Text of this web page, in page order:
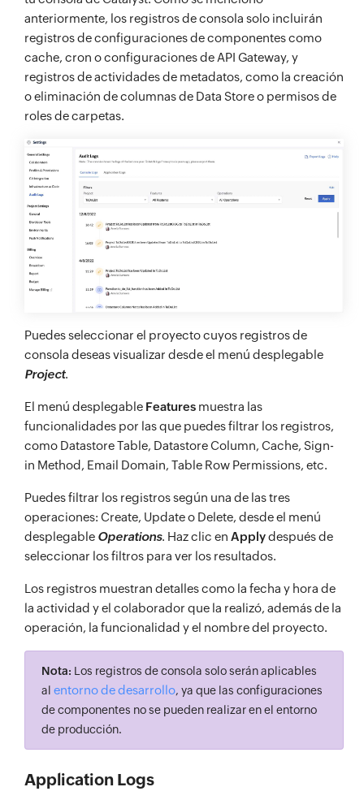
anteriormente, los registros de consola solo incluirán
registros de configuraciones de componentes como
cache, cron o configuraciones de API Gateway, y
registros de actividades de metadatos, como la creación
o eliminación de columnas de Data Store o permisos de
roles de carpetas.
Puedes seleccionar el proyecto cuyos registros de
consola deseas visualizar desde el menú desplegable
Project.
El menú desplegable Features muestra las
funcionalidades por las que puedes filtrar los registros,
como Datastore Table, Datastore Column, Cache, Sign-
in Method, Email Domain, Table Row Permissions, etc.
Puedes filtrar los registros según una de las tres
operaciones: Create, Update o Delete, desde el menú
desplegable Operations. Haz clic en Applydespués de
seleccionar los filtros para ver los resultados.
Los registros muestran detalles como la fecha y hora de
la actividad y el colaborador que la realizó, además de la
operación, la funcionalidad y el nombre del proyecto.
Nota: Los registros de consola solo serán aplicables
al entorno de desarrollo, ya que las configuraciones
de componentes no se pueden realizar en el entorno
de producción.
Application Logs